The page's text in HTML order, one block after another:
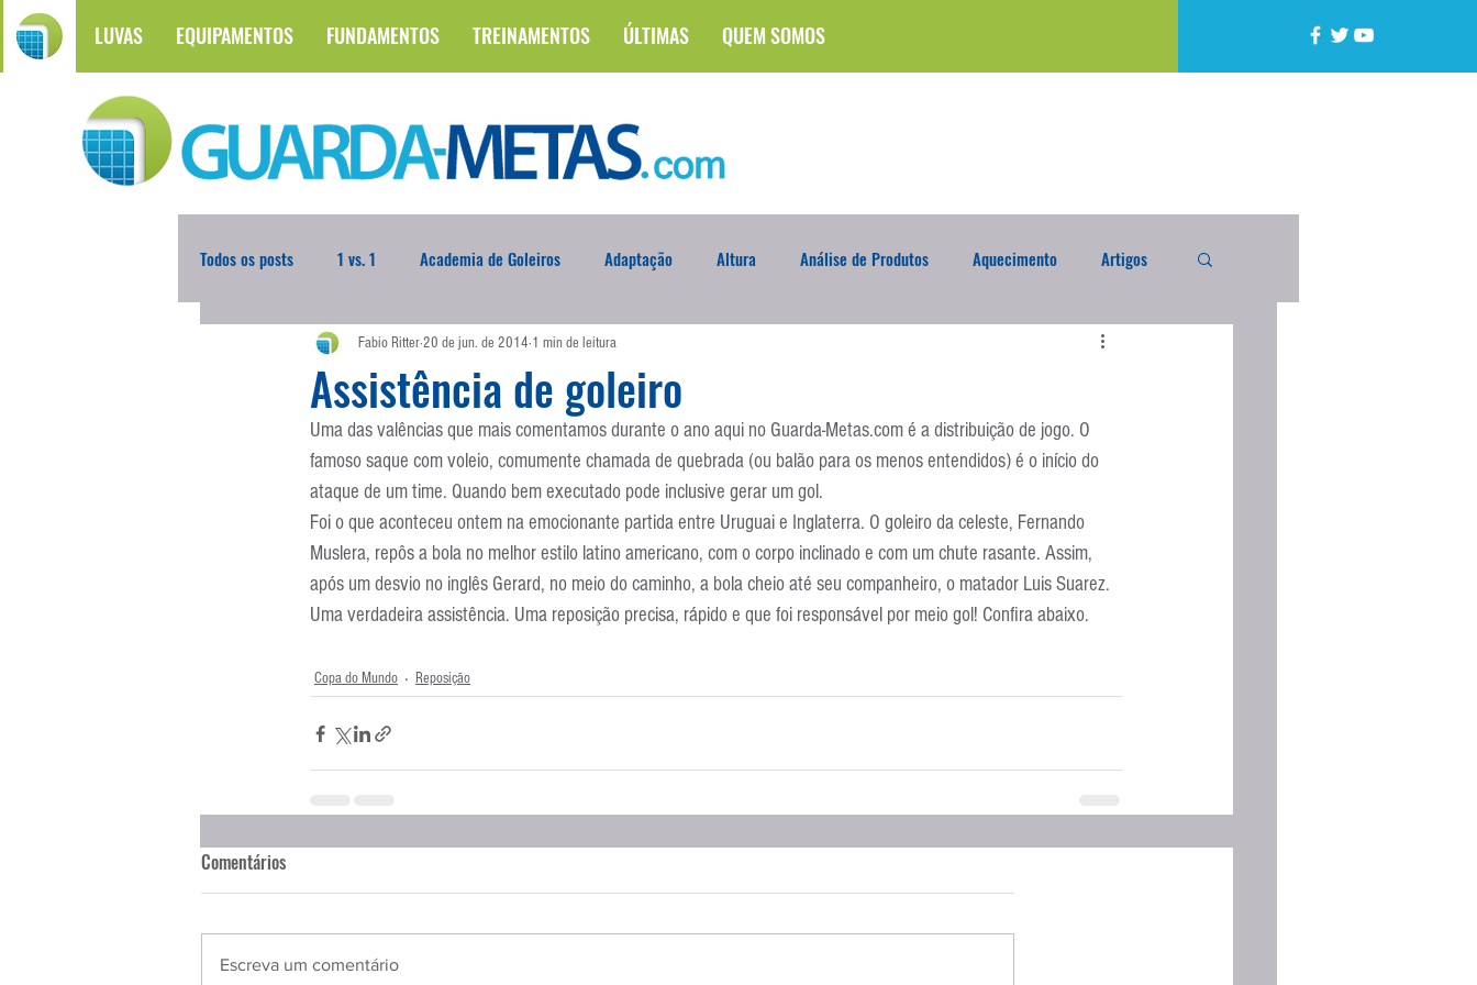
LUVAS EQUIPAMENTOS FUNDAMENTOS TREINAMENTOS ÚLTIMAS QUEM SOMOS
Todos os posts 1 vs. 1 Academia de Goleiros Adaptação Altura Análise de Produtos Aquecimento Artigos
Atualidades Blogoleiro da Semana Brasileirão Compra Exterior
Comunicação Copa do Mundo Curso Defesa da Semana Deslocamento DVD Encaixada Enquete
Entrevistas Equipamentos Escola Alemã Escola Americana Escola Argentina Escola Espanhola
Escola Francesa Escola Inglesa
Assistência de goleiro
Fabio Ritter20 de jun. de 2014 1 min de leitura
Uma das valências que mais comentamos durante o ano aqui no Guarda-Metas.com é a distribuição de jogo. O
famoso saque com voleio, comumente chamada de quebrada (ou balão para os menos entendidos) é o início do
ataque de um time. Quando bem executado pode inclusive gerar um gol.
Foi o que aconteceu ontem na emocionante partida entre Uruguai e Inglaterra. O goleiro da celeste, Fernando
Muslera, repôs a bola no melhor estilo latino americano, com o corpo inclinado e com um chute rasante. Assim,
após um desvio no inglês Gerard, no meio do caminho, a bola cheio até seu companheiro, o matador Luis Suarez.
Uma verdadeira assistência. Uma reposição precisa, rápido e que foi responsável por meio gol! Confira abaixo.
Copa do Mundo Reposição
Comentários
Escreva um comentário